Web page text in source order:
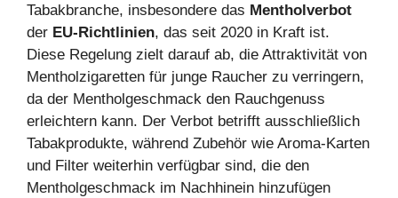
Tabakbranche, insbesondere das Mentholverbot
der EU-Richtlinien, das seit 2020 in Kraft ist.
Diese Regelung zielt darauf ab, die Attraktivität von
Mentholzigaretten für junge Raucher zu verringern,
da der Mentholgeschmack den Rauchgenuss
erleichtern kann. Der Verbot betrifft ausschließlich
Tabakprodukte, während Zubehör wie Aroma-Karten
und Filter weiterhin verfügbar sind, die den
Mentholgeschmack im Nachhinein hinzufügen